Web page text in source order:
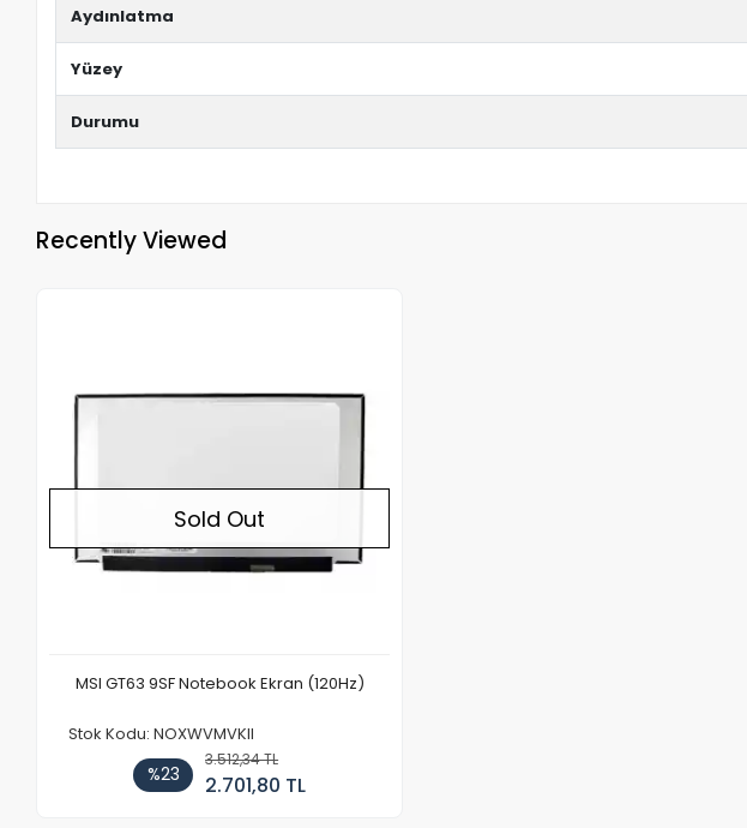
Aydınlatma
Yüzey
Durumu
Recently Viewed
Sold Out
MSI GT63 9SF Notebook Ekran (120Hz)
Stok Kodu: NOXWVMVKII
%23
3.512,34 TL
2.701,80 TL